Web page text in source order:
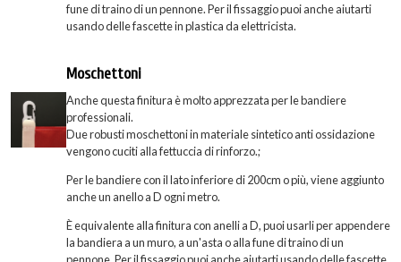
fune di traino di un pennone. Per il fissaggio puoi anche aiutarti
usando delle fascette in plastica da elettricista.
Moschettoni
Anche questa finitura è molto apprezzata per le bandiere
professionali.
Due robusti moschettoni in materiale sintetico anti ossidazione
vengono cuciti alla fettuccia di rinforzo.;
Per le bandiere con il lato inferiore di 200cm o più, viene aggiunto
anche un anello a D ogni metro.
È equivalente alla finitura con anelli a D, puoi usarli per appendere
la bandiera a un muro, a un'asta o alla fune di traino di un